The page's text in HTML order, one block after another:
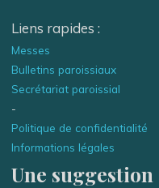
Liens rapides :
Messes
Bulletins paroissiaux
Secrétariat paroissial
-
Politique de confidentialité
Informations légales
Une